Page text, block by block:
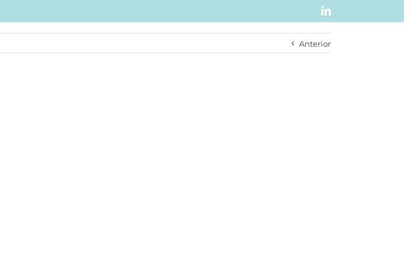
LinkedIn
Anterior